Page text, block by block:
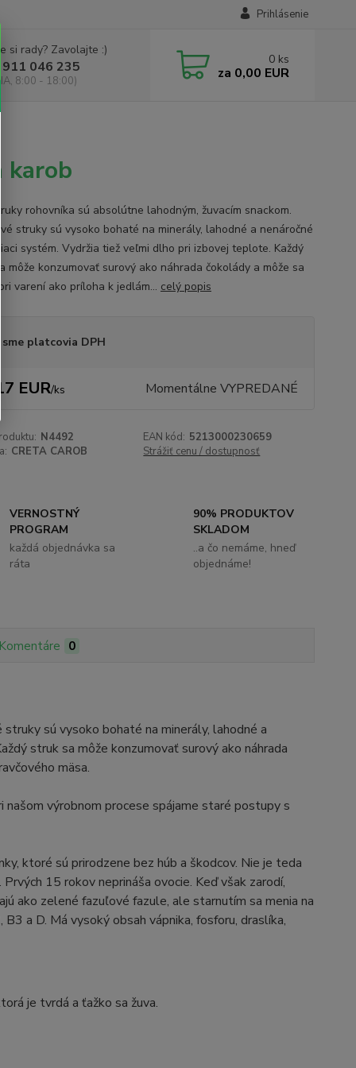
Prihlásenie
si rady? Zavolajte :)
911 046 235
8:00 - 18:00)
0 ks
za 0,00 EUR
karob
rohovníka sú absolútne lahodným, žuvacím snackom.
struky sú vysoko bohaté na minerály, lahodné a nenáročné
systém. Vydržia tiež veľmi dlho pri izbovej teplote. Každý
môže konzumovať surový ako náhrada čokolády a môže sa
pri varení ako príloha k jedlám... celý popis
sme platcovia DPH
EUR/ks Momentálne VYPREDANÉ
N4492 EAN kód: 5213000230659
CRETA CAROB Strážiť cenu / dostupnosť
VERNOSTNÝ
PROGRAM
každá objednávka sa
ráta
90% PRODUKTOV
SKLADOM
..a čo nemáme, hneď
objednáme!
Komentáre 0
sú vysoko bohaté na minerály, lahodné a
struk sa môže konzumovať surový ako náhrada
mäsa.
výrobnom procese spájame staré postupy s
ktoré sú prirodzene bez húb a škodcov. Nie je teda
15 rokov neprináša ovocie. Keď však zarodí,
ako zelené fazuľové fazule, ale starnutím sa menia na
a D. Má vysoký obsah vápnika, fosforu, draslíka,
je tvrdá a ťažko sa žuva.